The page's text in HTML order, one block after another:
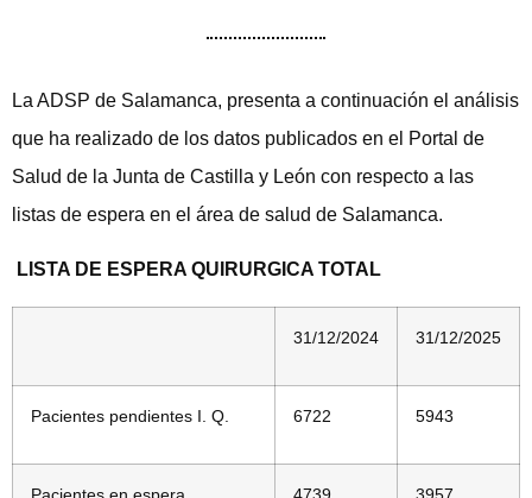
La ADSP de Salamanca, presenta a continuación el análisis
que ha realizado de los datos publicados en el Portal de
Salud de la Junta de Castilla y León con respecto a las
listas de espera en el área de salud de Salamanca.
LISTA DE ESPERA QUIRURGICA TOTAL
31/12/2024 31/12/2025
Pacientes pendientes I. Q. 6722 5943
Pacientes en espera
4739 3957